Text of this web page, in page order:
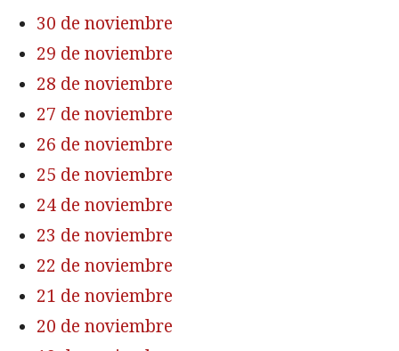
30 de noviembre
29 de noviembre
28 de noviembre
27 de noviembre
26 de noviembre
25 de noviembre
24 de noviembre
23 de noviembre
22 de noviembre
21 de noviembre
20 de noviembre